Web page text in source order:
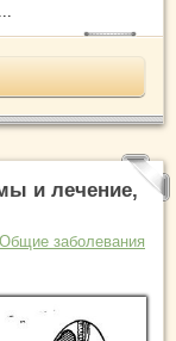
и лечение,
Общие заболевания